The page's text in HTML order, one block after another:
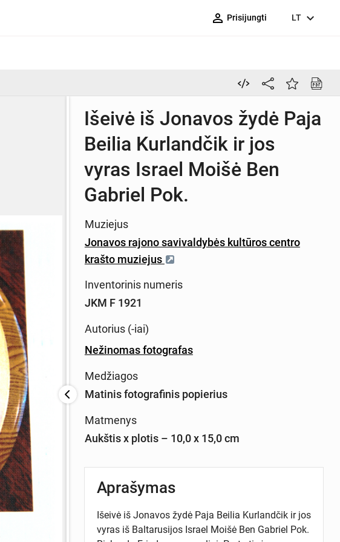
person_outline Prisijungti LT expand_more
Išeivė iš Jonavos žydė Paja
Beilia Kurlandčik ir jos
vyras Israel Moišė Ben
Gabriel Pok.
Muziejus
Jonavos rajono savivaldybės kultūros centro
krašto muziejus
Inventorinis numeris
JKM F 1921
Autorius (-iai)
Nežinomas fotografas
Medžiagos
Matinis fotografinis popierius
Matmenys
Aukštis x plotis – 10,0 x 15,0 cm
Aprašymas
Išeivė iš Jonavos žydė Paja Beilia Kurlandčik ir jos
vyras iš Baltarusijos Israel Moišė Ben Gabriel Pok.